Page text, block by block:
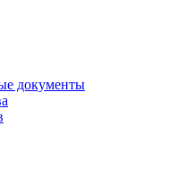
документы